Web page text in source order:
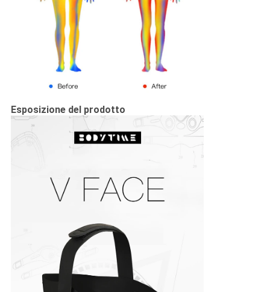
Esposizione del prodotto